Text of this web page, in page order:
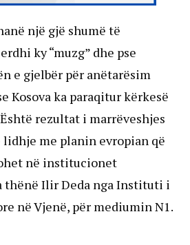
një gjë shumë të
ky “muzg” dhe pse
e gjelbër për anëtarësim
Kosova ka paraqitur kërkesë
rezultat i marrëveshjes
me planin evropian që
në institucionet
thënë Ilir Deda nga Instituti i
në Vjenë, për mediumin N1.